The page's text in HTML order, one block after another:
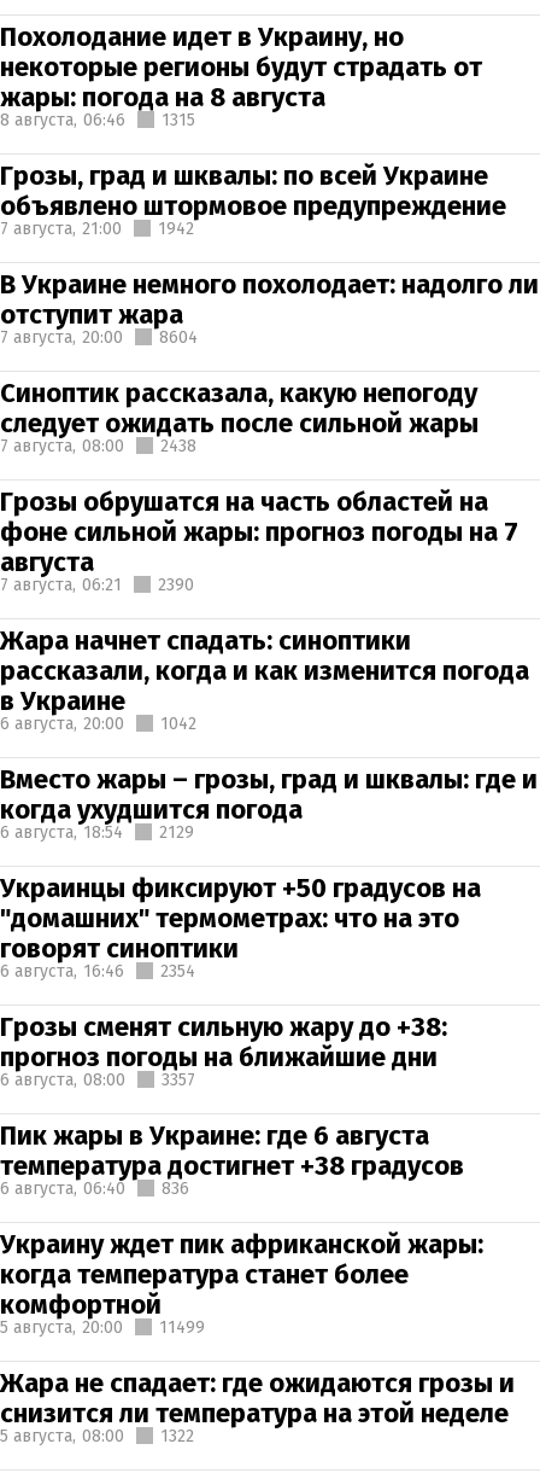
Похолодание идет в Украину, но
некоторые регионы будут страдать от
жары: погода на 8 августа
8 августа, 06:46 1315
Грозы, град и шквалы: по всей Украине
объявлено штормовое предупреждение
7 августа, 21:00 1942
В Украине немного похолодает: надолго ли
отступит жара
7 августа, 20:00 8604
Синоптик рассказала, какую непогоду
следует ожидать после сильной жары
7 августа, 08:00 2438
Грозы обрушатся на часть областей на
фоне сильной жары: прогноз погоды на 7
августа
7 августа, 06:21 2390
Жара начнет спадать: синоптики
рассказали, когда и как изменится погода
в Украине
6 августа, 20:00 1042
Вместо жары – грозы, град и шквалы: где и
когда ухудшится погода
6 августа, 18:54 2129
Украинцы фиксируют +50 градусов на
"домашних" термометрах: что на это
говорят синоптики
6 августа, 16:46 2354
Грозы сменят сильную жару до +38:
прогноз погоды на ближайшие дни
6 августа, 08:00 3357
Пик жары в Украине: где 6 августа
температура достигнет +38 градусов
6 августа, 06:40 836
Украину ждет пик африканской жары:
когда температура станет более
комфортной
5 августа, 20:00 11499
Жара не спадает: где ожидаются грозы и
снизится ли температура на этой неделе
5 августа, 08:00 1322